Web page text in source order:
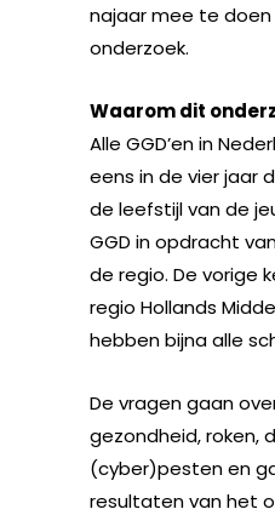
najaar mee te
onderzoek.
Waarom dit
Alle GGD’en in
eens in de vier jaar
de leefstijl van de
GGD in opdracht
de regio. De vorige
regio Hollands
hebben bijna alle
De vragen gaan
gezondheid, roken,
(cyber)pesten en
resultaten van het